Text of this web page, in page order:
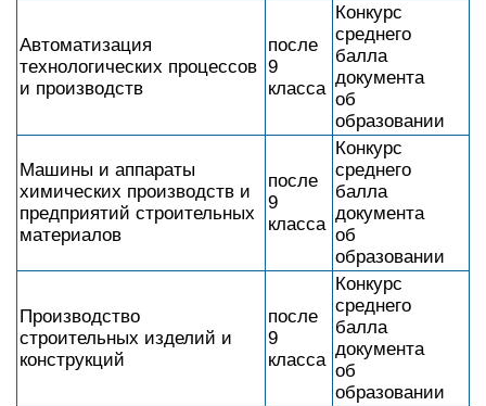
Автоматизация
технологических процессов
и производств
после
9
класса
Конкурс
среднего
балла
документа
об
образовании
Машины и аппараты
химических производств и
предприятий строительных
материалов
после
9
класса
Конкурс
среднего
балла
документа
об
образовании
Производство
строительных изделий и
конструкций
после
9
класса
Конкурс
среднего
балла
документа
об
образовании